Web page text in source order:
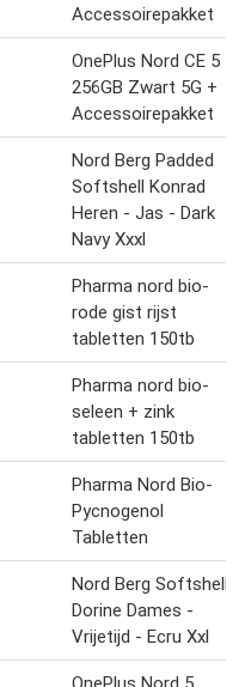
Accessoirepakket
OnePlus Nord CE 5
256GB Zwart 5G +
Accessoirepakket
Nord Berg Padded
Softshell Konrad
Heren - Jas - Dark
Navy Xxxl
Pharma nord bio-
rode gist rijst
tabletten 150tb
Pharma nord bio-
seleen + zink
tabletten 150tb
Pharma Nord Bio-
Pycnogenol
Tabletten
Nord Berg Softshell
Dorine Dames -
Vrijetijd - Ecru Xxl